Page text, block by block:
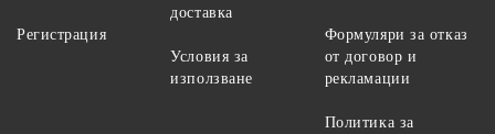
Регистрация
доставка
Условия за
използване
Формуляри за отказ
от договор и
рекламации
Политика за